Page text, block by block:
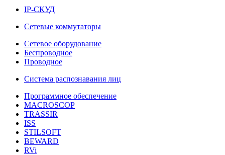
IP-СКУД
Сетевые коммутаторы
Сетевое оборудование
Беспроводное
Проводное
Система распознавания лиц
Программное обеспечение
MACROSCOP
TRASSIR
ISS
STILSOFT
BEWARD
RVi